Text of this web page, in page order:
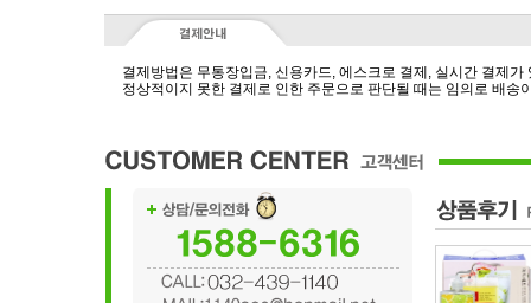
결제방법은 무통장입금, 신용카드, 에스크로 결제, 실시간 결제가
정상적이지 못한 결제로 인한 주문으로 판단될 때는 임의로 배송